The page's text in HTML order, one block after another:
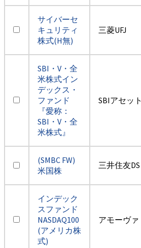
サイバーセ
キュリティ
株式(H無)
三菱UFJ
SBI・V・全
米株式イン
デックス・
ファンド
『愛称：
SBI・V・全
米株式』
SBIアセット
(SMBC FW)
米国株
三井住友DS
インデック
スファンド
NASDAQ100
(アメリカ株
式)
アモーヴァ